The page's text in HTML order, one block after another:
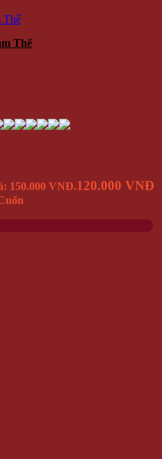
Thế
150.000 VNĐ.120.000 VNĐ